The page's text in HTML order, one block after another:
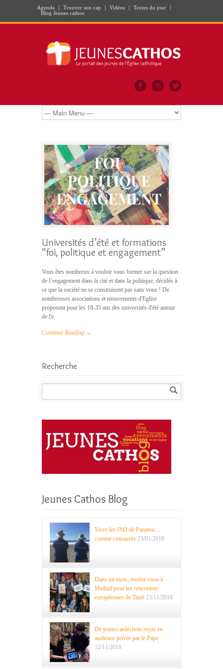
Agenda Trouver son cap Vidéos
Textes du jour
Blog Jeunes cathos
Universités d’été et formations
“foi, politique et engagement”
Vous êtes nombreux à vouloir vous former sur la question
de l’engagement dans la cité et dans la politique, décidés à
ce que la société ne se construisent pas sans vous ! De
nombreuses associations et mouvements d'Eglise
proposent pour les 18-35 ans des universités d'été autour
de l'e
Continue Reading →
Recherche
Jeunes Cathos Blog
Vivre les JMJ de Panama…
comme consacrée 23/01/2019
Dans un mois, rendez vous à
Madrid pour les rencontres
européennes de Taizé 23/11/2018
De jeunes ardéchois reçus en
audience privée par le Pape
12/11/2018